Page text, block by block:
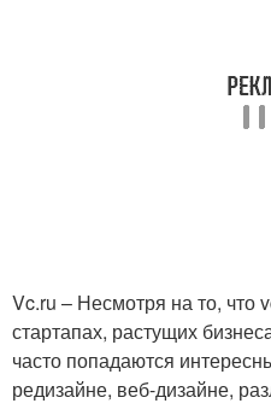
Vc.ru – Несмотря на то, что
стартапах, растущих
часто попадаются
редизайне, веб-дизайне,